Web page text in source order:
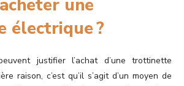
une
?
justifier l’achat d’une trottinette
raison, c’est qu’il s’agit d’un moyen de